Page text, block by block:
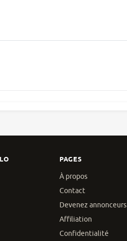
PAGES
À propos
Contact
Devenez annonceurs
Affiliation
Confidentialité